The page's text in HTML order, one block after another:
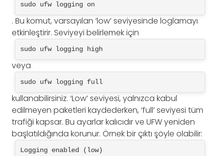
sudo ufw logging on
. Bu komut, varsayılan ‘low’ seviyesinde loglamayı
etkinleştirir. Seviyeyi belirlemek için
sudo ufw logging high
veya
sudo ufw logging full
kullanabilirsiniz. ‘Low’ seviyesi, yalnızca kabul
edilmeyen paketleri kaydederken, ‘full’ seviyesi tüm
trafiği kapsar. Bu ayarlar kalıcıdır ve UFW yeniden
başlatıldığında korunur. Örnek bir çıktı şöyle olabilir:
Logging enabled (low)